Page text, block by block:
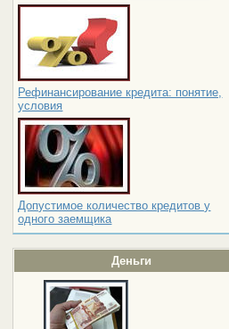
Рефинансирование кредита: понятие,
условия
Допустимое количество кредитов у
одного заемщика
Деньги